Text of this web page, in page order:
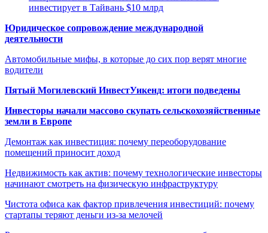
инвестирует в Тайвань $10 млрд
Юридическое сопровождение международной
деятельности
Автомобильные мифы, в которые до сих пор верят многие
водители
Пятый Могилевский ИнвестУикенд: итоги подведены
Инвесторы начали массово скупать сельскохозяйственные
земли в Европе
Демонтаж как инвестиция: почему переоборудование
помещений приносит доход
Недвижимость как актив: почему технологические инвесторы
начинают смотреть на физическую инфраструктуру
Чистота офиса как фактор привлечения инвестиций: почему
стартапы теряют деньги из-за мелочей